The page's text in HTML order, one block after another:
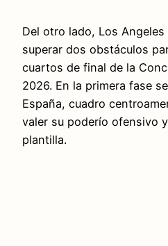
Del otro lado, Los
superar dos obstáculos
cuartos de final de la
2026. En la primera fase
España, cuadro
valer su poderío ofensivo
plantilla.